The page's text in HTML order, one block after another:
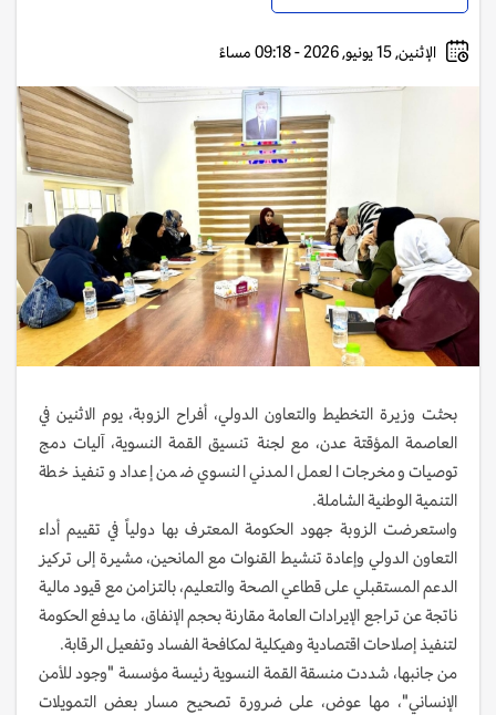
الإثنين, 15 يونيو, 2026 - 09:18 مساءً
بحثت وزيرة التخطيط والتعاون الدولي، أفراح الزوبة، يوم الاثنين في
العاصمة المؤقتة عدن، مع لجنة تنسيق القمة النسوية، آليات دمج
توصيات ومخرجات العمل المدني النسوي ضمن إعداد وتنفيذ خطة
التنمية الوطنية الشاملة.
واستعرضت الزوبة جهود الحكومة المعترف بها دولياً في تقييم أداء
التعاون الدولي وإعادة تنشيط القنوات مع المانحين، مشيرة إلى تركيز
الدعم المستقبلي على قطاعي الصحة والتعليم، بالتزامن مع قيود مالية
ناتجة عن تراجع الإيرادات العامة مقارنة بحجم الإنفاق، ما يدفع الحكومة
لتنفيذ إصلاحات اقتصادية وهيكلية لمكافحة الفساد وتفعيل الرقابة.
من جانبها، شددت منسقة القمة النسوية رئيسة مؤسسة "وجود للأمن
الإنساني"، مها عوض، على ضرورة تصحيح مسار بعض التمويلات